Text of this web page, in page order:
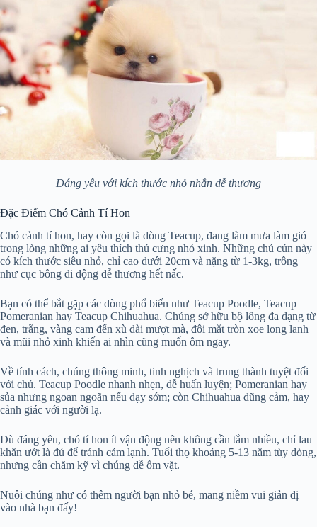
Đáng yêu với kích thước nhỏ nhắn dễ thương
Đặc Điểm Chó Cảnh Tí Hon
Chó cảnh tí hon, hay còn gọi là dòng Teacup, đang làm mưa làm gió
trong lòng những ai yêu thích thú cưng nhỏ xinh. Những chú cún này
có kích thước siêu nhỏ, chỉ cao dưới 20cm và nặng từ 1-3kg, trông
như cục bông di động dễ thương hết nấc.
Bạn có thể bắt gặp các dòng phổ biến như Teacup Poodle, Teacup
Pomeranian hay Teacup Chihuahua. Chúng sở hữu bộ lông đa dạng từ
đen, trắng, vàng cam đến xù dài mượt mà, đôi mắt tròn xoe long lanh
và mũi nhỏ xinh khiến ai nhìn cũng muốn ôm ngay.
Về tính cách, chúng thông minh, tinh nghịch và trung thành tuyệt đối
với chủ. Teacup Poodle nhanh nhẹn, dễ huấn luyện; Pomeranian hay
sủa nhưng ngoan ngoãn nếu dạy sớm; còn Chihuahua dũng cảm, hay
cảnh giác với người lạ.
Dù đáng yêu, chó tí hon ít vận động nên không cần tắm nhiều, chỉ lau
khăn ướt là đủ để tránh cảm lạnh. Tuổi thọ khoảng 5-13 năm tùy dòng,
nhưng cần chăm kỹ vì chúng dễ ốm vặt.
Nuôi chúng như có thêm người bạn nhỏ bé, mang niềm vui giản dị
vào nhà bạn đấy!